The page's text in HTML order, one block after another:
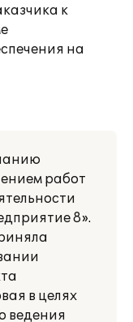
к
на
работ
8».
в целях
ведения